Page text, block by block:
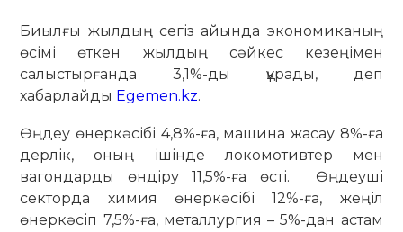
Биылғы жылдың сегіз айында экономиканың
өсімі өткен жылдың сәйкес кезеңімен
салыстырғанда 3,1%-ды құрады, деп
хабарлайды Egemen.kz.
Өңдеу өнеркәсібі 4,8%-ға, машина жасау 8%-ға
дерлік, оның ішінде локомотивтер мен
вагондарды өндіру 11,5%-ға өсті. Өңдеуші
секторда химия өнеркәсібі 12%-ға, жеңіл
өнеркәсіп 7,5%-ға, металлургия – 5%-дан астам